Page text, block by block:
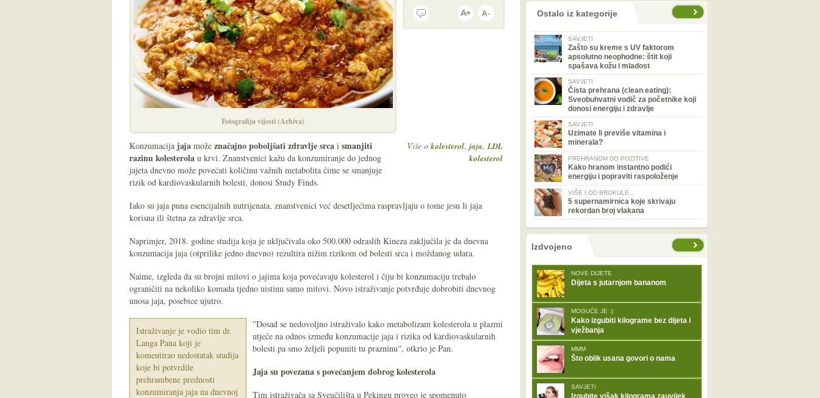
Fotografija vijesti (Arhiva)
Više okolesterol, jaja,LDL
kolesterol
Konzumacija jaja može značajno poboljšati zdravlje srca i smanjiti
razinu kolesterola u krvi. Znanstvenici kažu da konzumiranje do jednog
jajeta dnevno može povećati količinu važnih metabolita čime se smanjuje
rizik od kardiovaskularnih bolesti, donosi Study Finds.
Iako su jaja puna esencijalnih nutrijenata, znanstvenici već desetljećima raspravljaju o tome jesu li jaja
korisna ili štetna za zdravlje srca.
Naprimjer, 2018. godine studija koja je uključivala oko 500.000 odraslih Kineza zaključila je da dnevna
konzumacija jaja (otprilike jedno dnevno) rezultira nižim rizikom od bolesti srca i moždanog udara.
Naime, izgleda da su brojni mitovi o jajima koja povećavaju kolesterol i čiju bi konzumaciju trebalo
ograničiti na nekoliko komada tjedno uistinu samo mitovi. Novo istraživanje potvrđuje dobrobiti dnevnog
unosa jaja, posebice ujutro.
Istraživanje je vodio tim dr.
Langa Pana koji je
komentirao nedostatak studija
koje bi potvrdile
prehrambene prednosti
konzumiranja jaja na dnevnoj
''Dosad se nedovoljno istraživalo kako metabolizam kolesterola u plazmi
utječe na odnos između konzumacije jaja i rizika od kardiovaskularnih
bolesti pa smo željeli popuniti tu prazninu'', otkrio je Pan.
Jaja su povezana s povećanjem dobrog kolesterola
Tim istraživača sa Sveučilišta u Pekingu proveo je spomenuto
prethodno Ostalo iz kategorije
SAVJETI
Zašto su kreme s UV faktorom
apsolutno neophodne: štit koji
spašava kožu i mladost
SAVJETI
Čista prehrana (clean eating):
Sveobuhvatni vodič za početnike koji
donosi energiju i zdravlje
SAVJETI
Uzimate li previše vitamina i
minerala?
PREHRANOM DO POZITIVE
Kako hranom instantno podići
energiju i popraviti raspoloženje
VIŠE I OD BROKULE...
5 supernamirnica koje skrivaju
rekordan broj vlakana
nema prethodne stranice
sljedećeIzdvojeno
NOVE DIJETE
Dijeta s jutarnjom bananom
MOGUĆE JE :)
Kako izgubiti kilograme bez dijeta i
vježbanja
MMM
Što oblik usana govori o nama
SAVJETI
Izgubite višak kilograma zauvijek